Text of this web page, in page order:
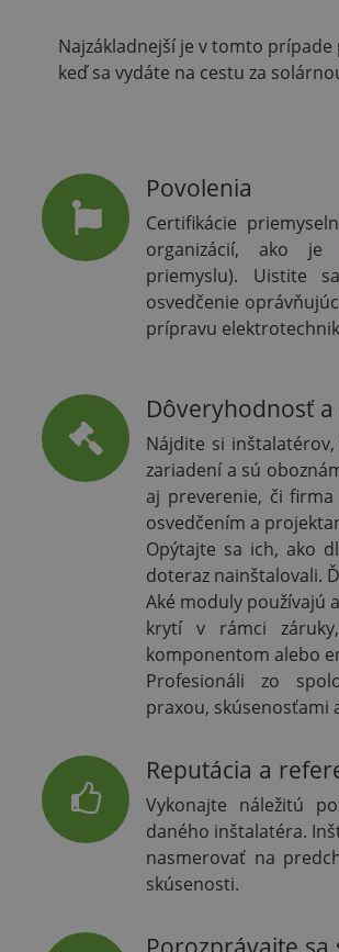
Najzákladnejší je v tomto
keď sa vydáte na cestu za
Povolenia
Certifikácie
organizácií, ako je
priemyslu). Uistite
osvedčenie
prípravu
Dôveryhodnosť
Nájdite si
zariadení a sú
aj preverenie, či
osvedčením a
Opýtajte sa ich, ako
doteraz nainštalovali.
Aké moduly používajú
krytí v rámci
komponentom alebo
Profesionáli zo
praxou, skúsenosťami
Reputácia a
Vykonajte náležitú
daného inštalatéra.
nasmerovať na
skúsenosti.
Porozprávajte